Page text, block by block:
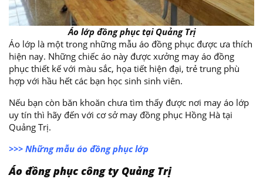
Áo lớp đồng phục tại Quảng Trị
Áo lớp là một trong những mẫu áo đồng phục được ưa thích
hiện nay. Những chiếc áo này được xưởng may áo đồng
phục thiết kế với màu sắc, họa tiết hiện đại, trẻ trung phù
hợp với hầu hết các bạn học sinh sinh viên.
Nếu bạn còn băn khoăn chưa tìm thấy được nơi may áo lớp
uy tín thì hãy đến với cơ sở may đồng phục Hồng Hà tại
Quảng Trị.
>>> Những mẫu áo đồng phục lớp
Áo đồng phục công ty Quảng Trị